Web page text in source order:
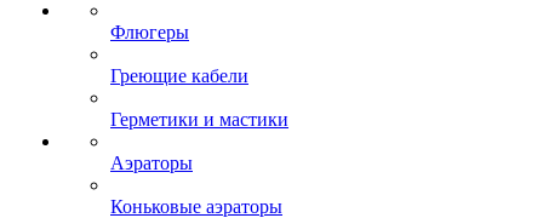
Флюгеры
Греющие кабели
Герметики и мастики
Аэраторы
Коньковые аэраторы